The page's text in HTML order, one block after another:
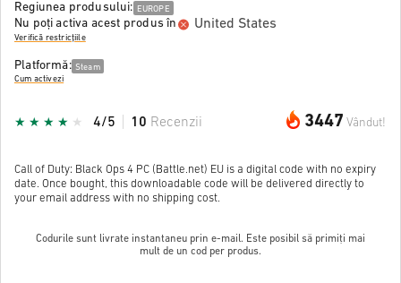
Regiunea produsului: EUROPE
Nu poți activa acest produs în United States
Verifică restricțiile
Platformă: Steam
Cum activezi
3447 Vândut!
4/5 10 Recenzii
Call of Duty: Black Ops 4 PC (Battle.net) EU is a digital code with no expiry
date. Once bought, this downloadable code will be delivered directly to
your email address with no shipping cost.
Codurile sunt livrate instantaneu prin e-mail. Este posibil să primiți mai
mult de un cod per produs.